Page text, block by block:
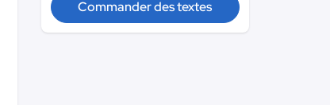
Commander des textes